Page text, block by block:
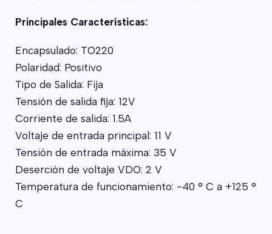
Principales Características:
Encapsulado: TO220
Polaridad: Positivo
Tipo de Salida: Fija
Tensión de salida fija: 12V
Corriente de salida: 1.5A
Voltaje de entrada principal: 11 V
Tensión de entrada máxima: 35 V
Deserción de voltaje VDO: 2 V
Temperatura de funcionamiento: -40 ° C a +125 °
C